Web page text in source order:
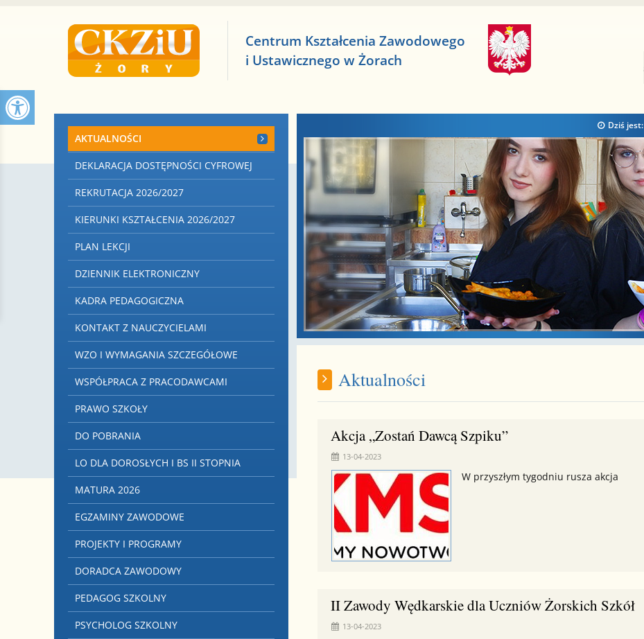
Centrum Kształcenia Zawodowego
i Ustawicznego w Żorach
AKTUALNOŚCI
DEKLARACJA DOSTĘPNOŚCI CYFROWEJ
REKRUTACJA 2026/2027
KIERUNKI KSZTAŁCENIA 2026/2027
PLAN LEKCJI
DZIENNIK ELEKTRONICZNY
KADRA PEDAGOGICZNA
KONTAKT Z NAUCZYCIELAMI
WZO I WYMAGANIA SZCZEGÓŁOWE
WSPÓŁPRACA Z PRACODAWCAMI
PRAWO SZKOŁY
DO POBRANIA
LO DLA DOROSŁYCH I BS II STOPNIA
MATURA 2026
EGZAMINY ZAWODOWE
PROJEKTY I PROGRAMY
DORADCA ZAWODOWY
PEDAGOG SZKOLNY
PSYCHOLOG SZKOLNY
Dziś jest:
Aktualności
Akcja „Zostań Dawcą Szpiku”
13-04-2023
W przyszłym tygodniu rusza akcja
II Zawody Wędkarskie dla Uczniów Żorskich Szkół
13-04-2023